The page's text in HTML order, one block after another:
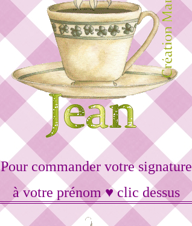
Pour commander votre signature
à votre prénom ♥ clic dessus